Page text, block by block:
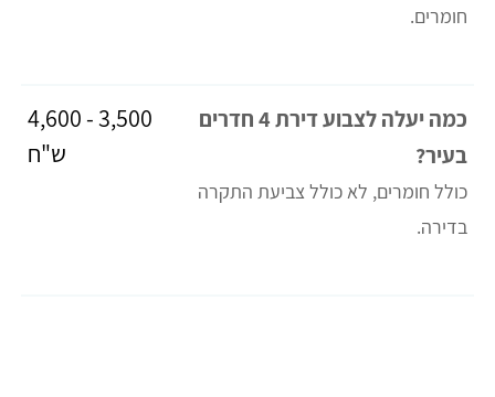
חומרים.
כמה יעלה לצבוע דירת 4 חדרים
בעיר?
כולל חומרים, לא כולל צביעת התקרה
בדירה.
3,500 - 4,600
ש"ח